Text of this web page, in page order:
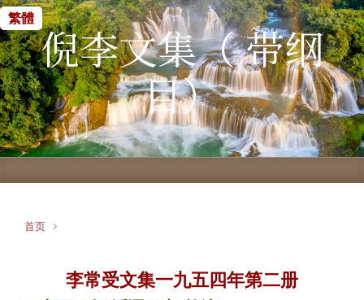
繁體Skip to main content
倪李文集（ 带纲
目）
首页
李常受文集一九五四年第二册